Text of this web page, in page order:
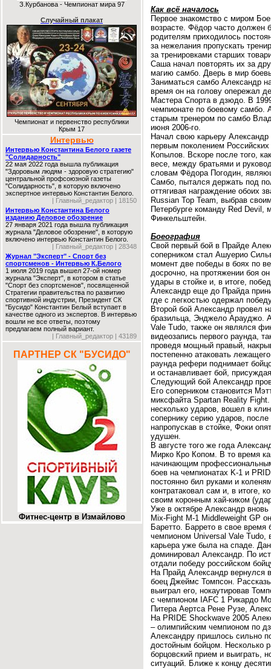
З.Курбанова - Чемпионат мира 97
Случайный плакат
Чемпионат и первенство республики
Крым 17
Интервью
Интервью Константина Белого газете
"Солидарность"
22 мая 2022 года вышла публикация
"Здоровым людям - здоровую стратегию"
центральной профсоюзной газеты
"Солидарность", в которую включено
экспертное интервью Константин Белого.
| Главный_редактор | 18150
Интервью Константина Белого
изданию Деловое обозрение
27 января 2021 года вышла публикация
журнала "Деловое обозрение", в которую
включено интервью Константин Белого.
| Главный_редактор | 28348
Журнал "Эксперт" - Спорт без
спортсменов - Интервью К.Белого
1 июля 2019 года вышел 27-ой номер
журнала "Эксперт", в котором в статье
"Спорт без спортсменов", посвященной
Стратегии правительства по развитию
спортивной индустрии, Президент СК
"Бусидо" Константин Белый вступает в
качестве одного из экспертов. В интервью
вошли не все ответы, поэтому
предлагаем полный вариант.
| Главный_редактор | 43189
ПАРТНЕР СК "БУСИДО"
Фитнес-центр в Измайлово
Как всё началось
Первое знакомство с миром
возрасте. Фёдор часто должен
родителям приходилось
за нежелания пропускать
за тренировками старших
Саша начал повторять их за
магию самбо. Дверь в мир
Заниматься самбо Александр
время он на голову опережал
Мастера Спорта в дзюдо. В
чемпионате по боевому самбо.
старым тренером по самбо
июня 2006-го.
Начал свою карьеру Александр
первым поколением
Копылов. Вскоре после того,
весе, между братьями и
словам Фёдора Погодин,
Самбо, пытался держать под
оттягивая награждение обоих
Russian Top Team, выбрав
Петербурге команду Red
Финкельштейн.
Боеография
Свой первый бой в Прайде
соперником стал Ашуерио
момент две победы в боях по
досрочно, на протяжении боя
удары в стойке и, в итоге,
Александр еще до Прайда
где с легкостью одержал
Второй бой Александр провел
бразильца, Энджело Арауджо.
Vale Tudo, также он являлся
видеозапись первого раунда,
проведя мощный правый,
постепенно атаковать
раунда рефери поднимает
и останавливает бой,
Следующий бой Александр
Его соперником становится
миксфайта Spartan Reality
несколько ударов, вошел в
сопернику серию ударов,
напропускав в стойке, Фоки
удушен.
В августе того же года
Мирко Кро Копом. В то время
начинающим
боев на чемпионатах K-1 и
постоянно бил руками и
контратаковал сам и, в итоге,
своим коронным хай-киком
Уже в октябре Александр
Mix-Fight M-1 Middleweight GP
Баретто. Баррето в свое
чемпионом Universal Vale Tudo,
карьера уже была на спаде.
доминировал Александр. По
отдали победу российском
На Прайд Александр вернулся
боец Джеймс Томпсон.
выиграл его, нокаутировав
с чемпионом IAFC 1 Рикардо
Питера Аертса Рене Рузе,
На PRIDE Shockwave 2005
– олимпийским чемпионом по
Александру пришлось сильно
достойным бойцом. Несколько
борцовский прием и выиграть,
ситуаций. Ближе к концу